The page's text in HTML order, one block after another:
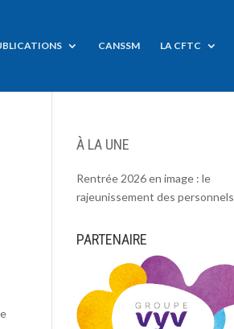
CANSSM LA CFTC
À LA UNE
Rentrée 2026 en image : le
rajeunissement des personnels
PARTENAIRE